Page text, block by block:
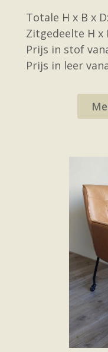
Totale H x B x
Zitgedeelte H x
Prijs in stof
Prijs in leer